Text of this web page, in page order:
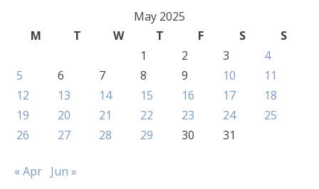
May 2025
M
T W T F S
S
1
2 3
4
5
6 7 8 9 10
11
12
13 14 15 16 17
18
19
20 21 22 23 24
25
26
27 28 29 30 31
« Apr Jun »